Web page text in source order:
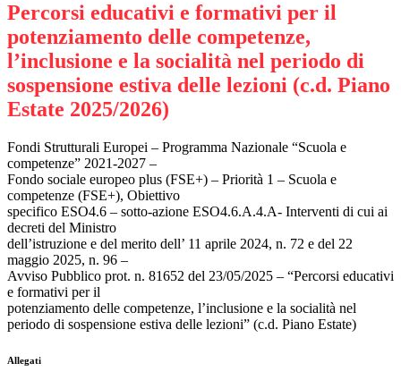
Percorsi educativi e formativi per il
potenziamento delle competenze,
l’inclusione e la socialità nel periodo di
sospensione estiva delle lezioni (c.d. Piano
Estate 2025/2026)
Fondi Strutturali Europei – Programma Nazionale “Scuola e
competenze” 2021-2027 –
Fondo sociale europeo plus (FSE+) – Priorità 1 – Scuola e
competenze (FSE+), Obiettivo
specifico ESO4.6 – sotto-azione ESO4.6.A.4.A- Interventi di cui ai
decreti del Ministro
dell’istruzione e del merito dell’ 11 aprile 2024, n. 72 e del 22
maggio 2025, n. 96 –
Avviso Pubblico prot. n. 81652 del 23/05/2025 – “Percorsi educativi
e formativi per il
potenziamento delle competenze, l’inclusione e la socialità nel
periodo di sospensione estiva delle lezioni” (c.d. Piano Estate)
Allegati